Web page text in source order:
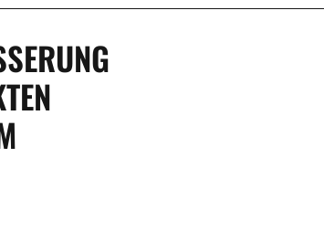
R
E